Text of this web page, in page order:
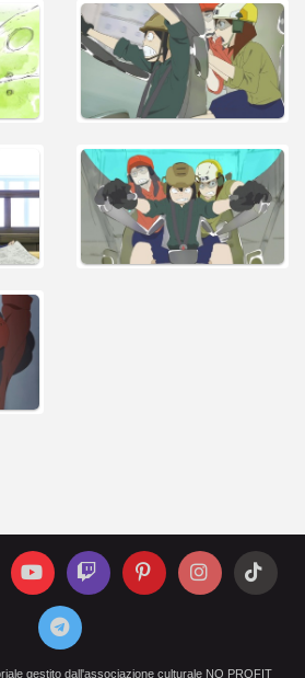
gestito dall'associazione culturale NO PROFIT